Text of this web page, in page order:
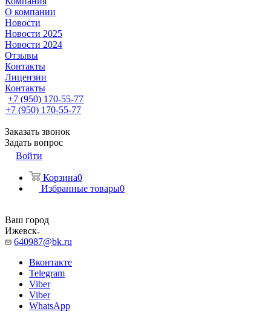
О компании
Новости
Новости 2025
Новости 2024
Отзывы
Контакты
Лицензии
Контакты
+7 (950) 170-55-77
+7 (950) 170-55-77
Заказать звонок
Задать вопрос
Войти
Корзина0
Избранные товары0
Ваш город
Ижевск
640987@bk.ru
Вконтакте
Telegram
Viber
Viber
WhatsApp